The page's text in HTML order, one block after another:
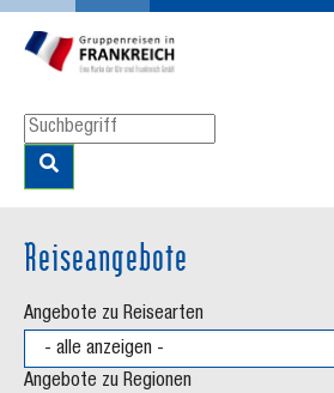
Zum Hauptinhalt springen
Skip to page footer
Reiseangebote
Angebote zu Reisearten
Angebote zu Regionen